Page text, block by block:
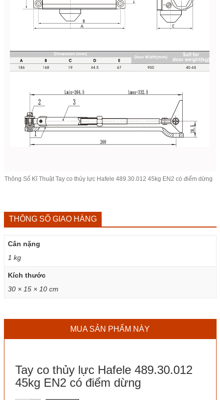
Thông Số Kĩ ThuậtTay co thủy lực Hafele 489.30.012 45kg EN2 có điểm dừng
THÔNG SỐ GIAO HÀNG
Cân nặng
1 kg
Kích thước
30 × 15 × 10 cm
MUA SẢN PHẨM NÀY
Tay co thủy lực Hafele 489.30.012
45kg EN2 có điểm dừng